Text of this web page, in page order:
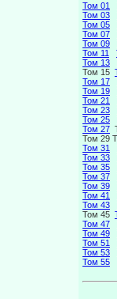
Том 01
Том 03
Том 05
Том 07
Том 09
Том 11
Том 13
Том 15
Том 17
Том 19
Том 21
Том 23
Том 25
Том 27
Том 29
Том 31
Том 33
Том 35
Том 37
Том 39
Том 41
Том 43
Том 45
Том 47
Том 49
Том 51
Том 53
Том 55